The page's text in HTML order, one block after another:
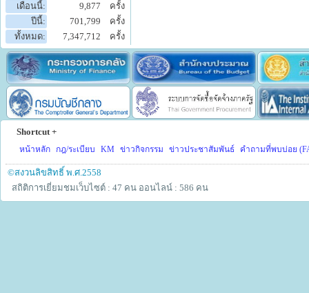
เดือนนี้:
9,877
ครั้ง
ปีนี้:
701,799
ครั้ง
ทั้งหมด:
7,347,712 ครั้ง
Shortcut +
หน้าหลัก กฎ/ระเบียบ KM ข่าวกิจกรรม ข่าวประชาสัมพันธ์ คำถามที่พบบ่อย
©สงวนลิขสิทธิ์ พ.ศ.2558
สถิติการเยี่ยมชมเว็บไซต์ : 47 คน ออนไลน์ : 586 คน